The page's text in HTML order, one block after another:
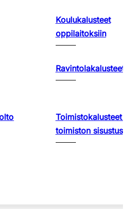
Koulukalusteet
oppilaitoksiin
Ravintolakalusteet
Toimistokalusteet
toimiston sisustus